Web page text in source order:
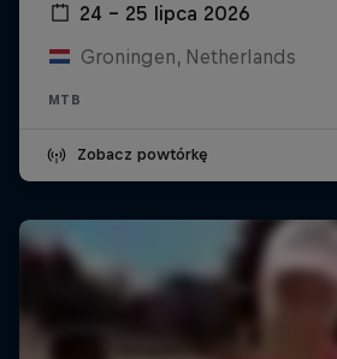
24 – 25 lipca 2026
Groningen, Netherlands
MTB
Zobacz powtórkę